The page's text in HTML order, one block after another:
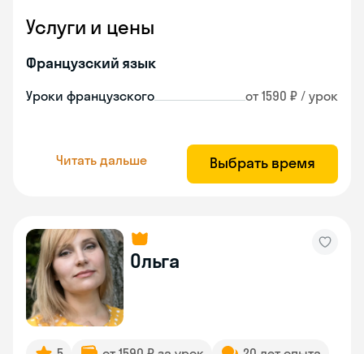
Услуги и цены
Французский язык
Уроки французского от 1590 ₽ / урок
Читать дальше Выбрать время
Ольга